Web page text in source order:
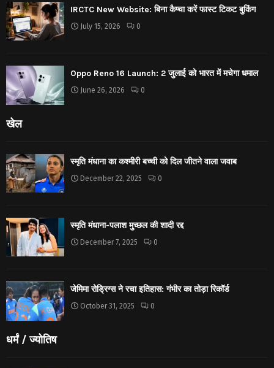
IRCTC New Website: बिना कैप्चा करें फास्ट टिकट बुकिंग
July 15, 2026 0
Oppo Reno 16 Launch: 2 जुलाई को भारत में मचेगा धमाल
June 26, 2026 0
खेल
स्मृति मंधाना का कश्मीरी बच्ची को दिल जीतने वाला जवाब
December 22, 2025 0
स्मृति मंधाना-पलाश मुच्छल की शादी रद्द
December 7, 2025 0
जेमिमा रोड्रिग्स ने रचा इतिहास: गंभीर का तोड़ा रिकॉर्ड
October 31, 2025 0
धर्मं / ज्योतिष